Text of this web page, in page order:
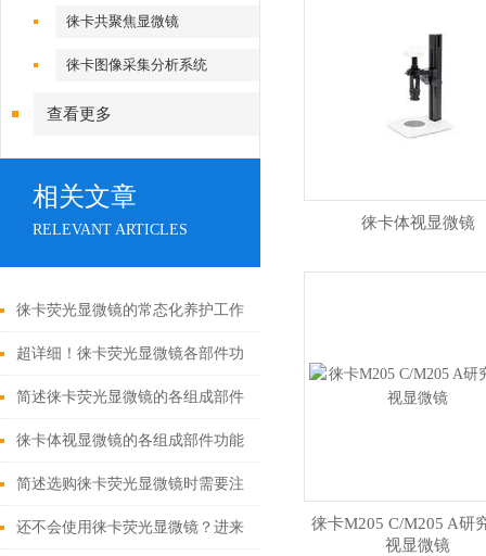
徕卡共聚焦显微镜
徕卡图像采集分析系统
查看更多
相关文章
RELEVANT ARTICLES
徕卡荧光显微镜的常态化养护工作
分享
超详细！徕卡荧光显微镜各部件功
能特点全分享
简述徕卡荧光显微镜的各组成部件
功能特点分享
徕卡体视显微镜的各组成部件功能
特点分享
简述选购徕卡荧光显微镜时需要注
意的事项
还不会使用徕卡荧光显微镜？进来
徕卡体视显微镜
徕卡M205 C/M205 A研
视显微镜